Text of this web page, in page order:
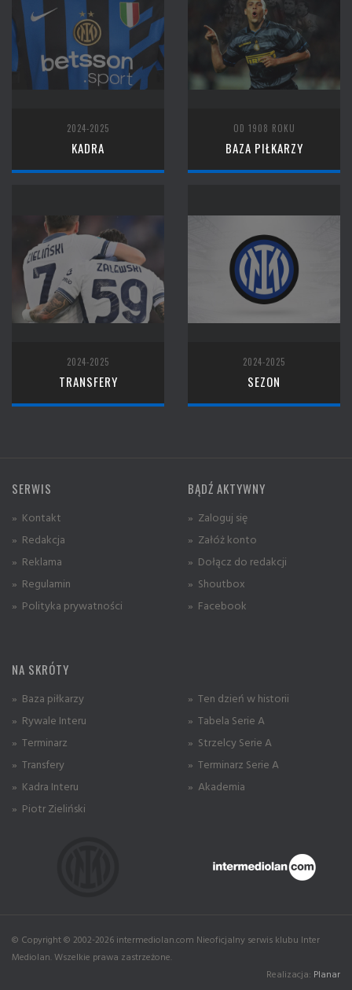
2024-2025
KADRA
OD 1908 ROKU
BAZA PIŁKARZY
2024-2025
TRANSFERY
2024-2025
SEZON
SERWIS
» Kontakt
» Redakcja
» Reklama
» Regulamin
» Polityka prywatności
BĄDŹ AKTYWNY
» Zaloguj się
» Załóż konto
» Dołącz do redakcji
» Shoutbox
» Facebook
NA SKRÓTY
» Baza piłkarzy
» Rywale Interu
» Terminarz
» Transfery
» Kadra Interu
» Piotr Zieliński
» Ten dzień w historii
» Tabela Serie A
» Strzelcy Serie A
» Terminarz Serie A
» Akademia
© Copyright © 2002-2026 intermediolan.com Nieoficjalny serwis klubu Inter
Mediolan. Wszelkie prawa zastrzeżone.
Realizacja: Planar